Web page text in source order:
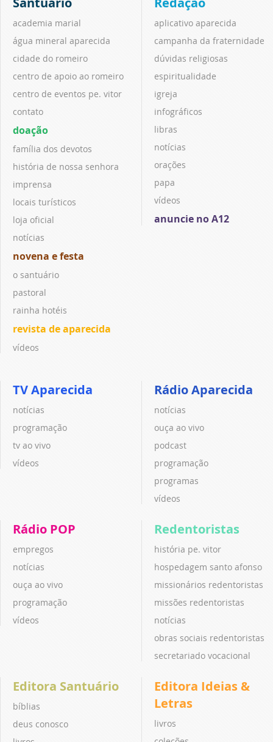
academia marial
água mineral aparecida
cidade do romeiro
centro de apoio ao romeiro
centro de eventos pe. vitor
contato
doação
família dos devotos
história de nossa senhora
imprensa
locais turísticos
loja oficial
notícias
novena e festa
o santuário
pastoral
rainha hotéis
revista de aparecida
vídeos
aplicativo aparecida
campanha da fraternidade
dúvidas religiosas
espiritualidade
igreja
infográficos
libras
notícias
orações
papa
vídeos
anuncie no A12
TV Aparecida
notícias
programação
tv ao vivo
vídeos
Rádio Aparecida
notícias
ouça ao vivo
podcast
programação
programas
vídeos
Rádio POP
empregos
notícias
ouça ao vivo
programação
vídeos
Redentoristas
história pe. vitor
hospedagem santo afonso
missionários redentoristas
missões redentoristas
notícias
obras sociais redentoristas
secretariado vocacional
Editora Santuário
bíblias
deus conosco
Editora Ideias &
Letras
livros